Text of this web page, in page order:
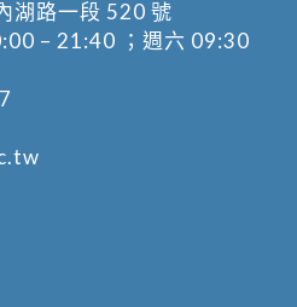
湖路一段 520 號
– 21:40 ；週六 09:30